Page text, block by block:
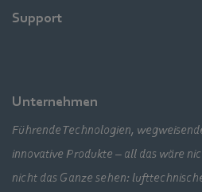
Support
Unternehmen
Führende Technologien,
innovative Produkte – all das wäre
nicht das Ganze sehen: